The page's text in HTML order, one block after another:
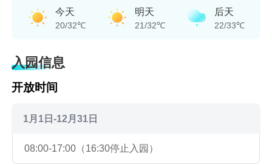
今天
20/32℃
明天
21/32℃
后天
22/33℃
入园信息
开放时间
1月1日-12月31日
08:00-17:00（16:30停止入园）